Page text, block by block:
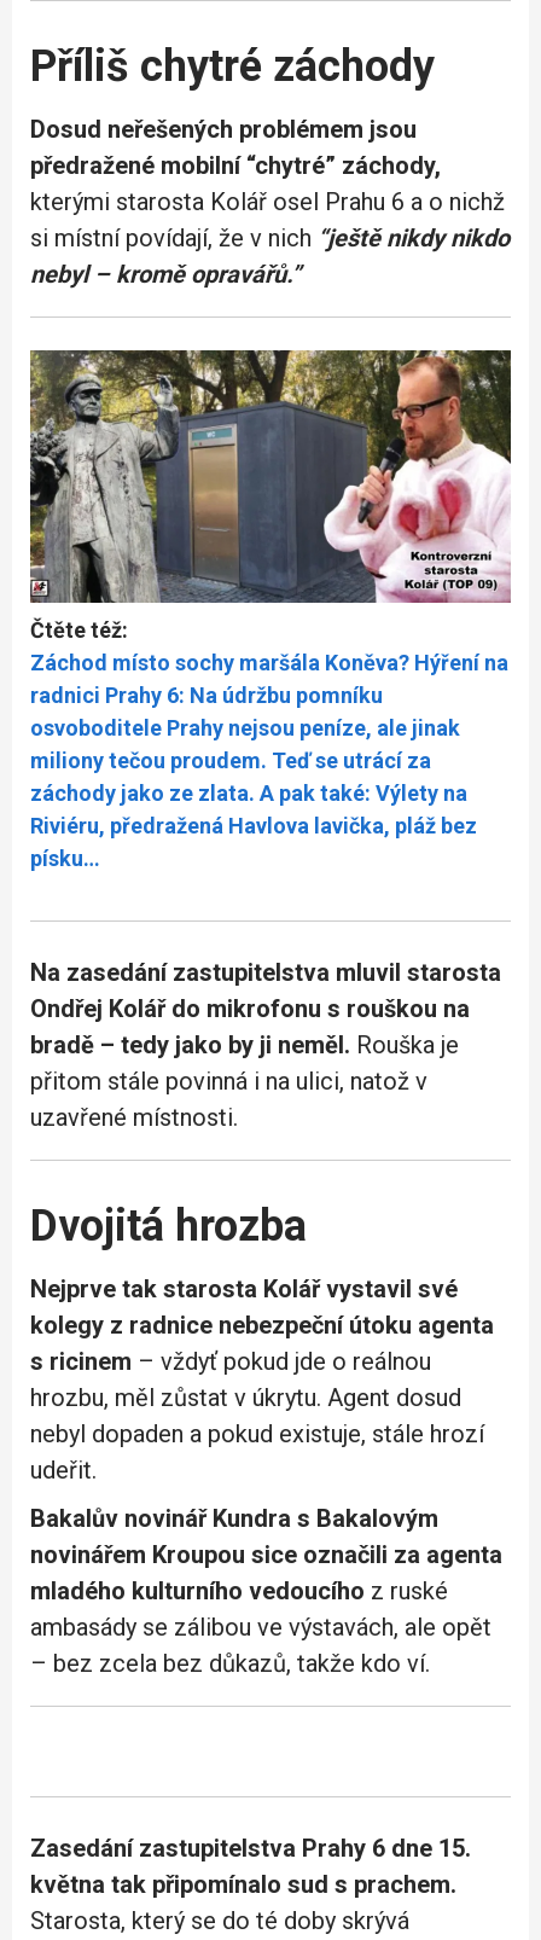
Příliš chytré záchody
Dosud neřešených problémem jsou
předražené mobilní “chytré” záchody,
kterými starosta Kolář osel Prahu 6 a o nichž
si místní povídají, že v nich “ještě nikdy nikdo
nebyl – kromě opravářů.”
Čtěte též:
Záchod místo sochy maršála Koněva? Hýření na
radnici Prahy 6: Na údržbu pomníku
osvoboditele Prahy nejsou peníze, ale jinak
miliony tečou proudem. Teď se utrácí za
záchody jako ze zlata. A pak také: Výlety na
Riviéru, předražená Havlova lavička, pláž bez
písku…
Na zasedání zastupitelstva mluvil starosta
Ondřej Kolář do mikrofonu s rouškou na
bradě – tedy jako by ji neměl. Rouška je
přitom stále povinná i na ulici, natož v
uzavřené místnosti.
Dvojitá hrozba
Nejprve tak starosta Kolář vystavil své
kolegy z radnice nebezpeční útoku agenta
s ricinem – vždyť pokud jde o reálnou
hrozbu, měl zůstat v úkrytu. Agent dosud
nebyl dopaden a pokud existuje, stále hrozí
udeřit.
Bakalův novinář Kundra s Bakalovým
novinářem Kroupou sice označili za agenta
mladého kulturního vedoucího z ruské
ambasády se zálibou ve výstavách, ale opět
– bez zcela bez důkazů, takže kdo ví.
Zasedání zastupitelstva Prahy 6 dne 15.
května tak připomínalo sud s prachem.
Starosta, který se do té doby skrývá